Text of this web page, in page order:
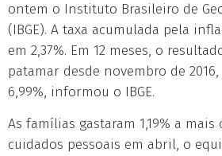
ontem o Instituto Brasileiro de
(IBGE). A taxa acumulada pela
em 2,37%. Em 12 meses, o
patamar desde novembro de
6,99%, informou o IBGE.
As famílias gastaram 1,19% a mais
cuidados pessoais em abril, o